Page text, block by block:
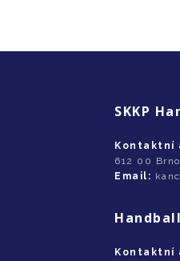
SKKP
Kontaktní
612 00 Brno
Email:
Kontaktní